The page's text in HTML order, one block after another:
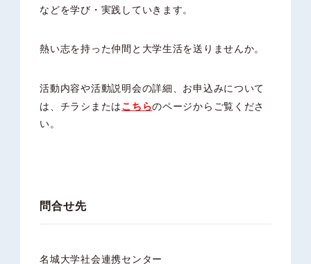
などを学び・実践していきます。
熱い志を持った仲間と大学生活を送りませんか。
活動内容や活動説明会の詳細、お申込みについて
は、チラシまたはこちらのページからご覧くださ
い。
問合せ先
名城大学社会連携センター